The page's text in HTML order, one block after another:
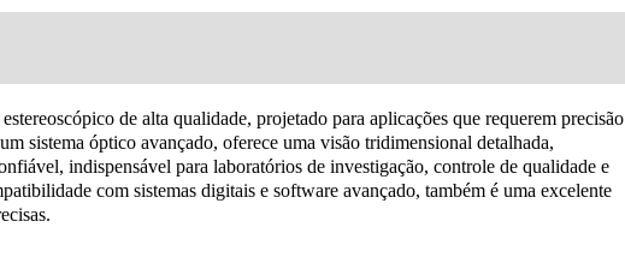
de alta qualidade, projetado para aplicações que requerem precisão
sistema óptico avançado, oferece uma visão tridimensional detalhada,
indispensável para laboratórios de investigação, controle de qualidade e
com sistemas digitais e software avançado, também é uma excelente